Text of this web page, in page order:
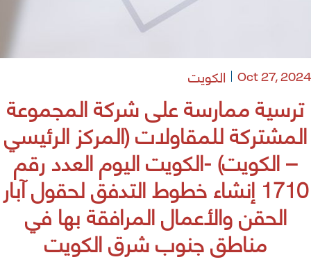
ترسية ممارسة على شركة المجموعة
المشتركة للمقاولات (المركز الرئيسي
– الكويت) -الكويت اليوم العدد رقم
1710 إنشاء خطوط التدفق لحقول آبار
الحقن والأعمال المرافقة بها في
مناطق جنوب شرق الكويت
Oct 27, 2024 الكويت